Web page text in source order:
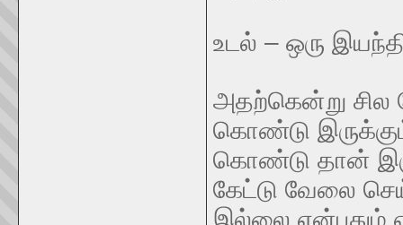
உடல் – ஒரு
அதற்கென்று சில
கொண்டு
கொண்டு தான்
கேட்டு வேலை
இல்லை என்பதும்